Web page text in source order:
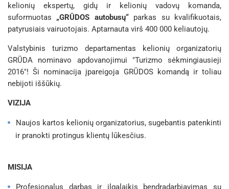
kelionių ekspertų, gidų ir kelionių vadovų komanda,
suformuotas „GRŪDOS autobusų“parkas su kvalifikuotais,
patyrusiais vairuotojais. Aptarnauta virš 400 000 keliautojų.
Valstybinis turizmo departamentas kelionių organizatorių
GRŪDA nominavo apdovanojimui "Turizmo sėkmingiausieji
2016"! Ši nominacija įpareigoja GRŪDOS komandą ir toliau
nebijoti iššūkių.
VIZIJA
Naujos kartos kelionių organizatorius, sugebantis patenkinti
ir pranokti protingus klientų lūkesčius.
MISIJA
Profesionalus darbas ir ilgalaikis bendradarbiavimas su